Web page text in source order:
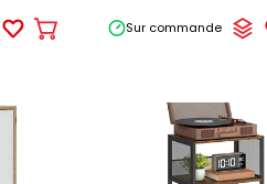
Ajouter Sur commande